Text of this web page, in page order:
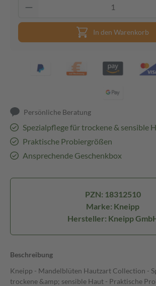
In den Warenkorb
Persönliche Beratung
Spezialpflege für trockene & sensible
Praktische Probiergrößen
Ansprechende Geschenkbox
PZN: 18312510
Marke: Kneipp
Hersteller: Kneipp
Beschreibung
Kneipp - Mandelblüten Hautzart Collection -
trockene &amp; sensible Haut - Praktische